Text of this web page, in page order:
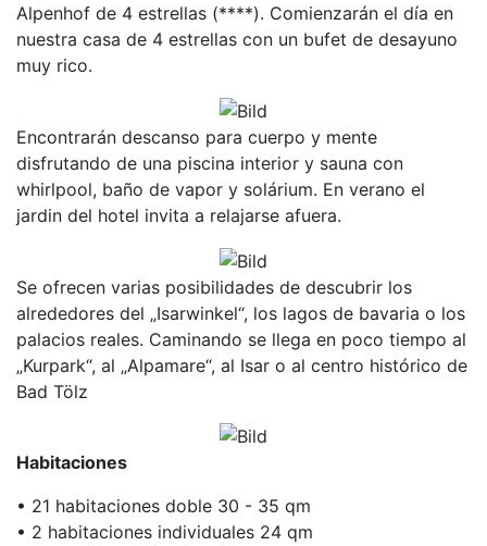
Alpenhof de 4 estrellas (****). Comienzarán el día en
nuestra casa de 4 estrellas con un bufet de desayuno
muy rico.
Encontrarán descanso para cuerpo y mente
disfrutando de una piscina interior y sauna con
whirlpool, baño de vapor y solárium. En verano el
jardin del hotel invita a relajarse afuera.
Se ofrecen varias posibilidades de descubrir los
alrededores del „Isarwinkel“, los lagos de bavaria o los
palacios reales. Caminando se llega en poco tiempo al
„Kurpark“, al „Alpamare“, al Isar o al centro histórico de
Bad Tölz
Habitaciones
• 21 habitaciones doble 30 - 35 qm
• 2 habitaciones individuales 24 qm